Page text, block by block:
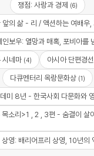
쟁점: 사랑과 경제 (6)
앞의 삶 - 리 / 액션하는 여배우,
인보우: 열망과 매혹, 포비아를
시네마 (4) 아시아 단편경선
다큐멘터리 옥랑문화상 (1)
미 8년 - 한국사회 다문화와
소리>1 , 2 , 3편 - 숨결이 살
상영: 배리어프리 상영, 10년의